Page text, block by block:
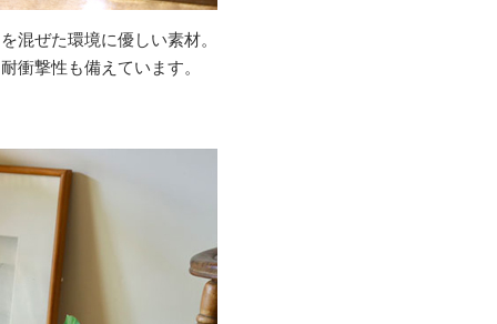
混ぜた環境に優しい素材。
衝撃性も備えています。